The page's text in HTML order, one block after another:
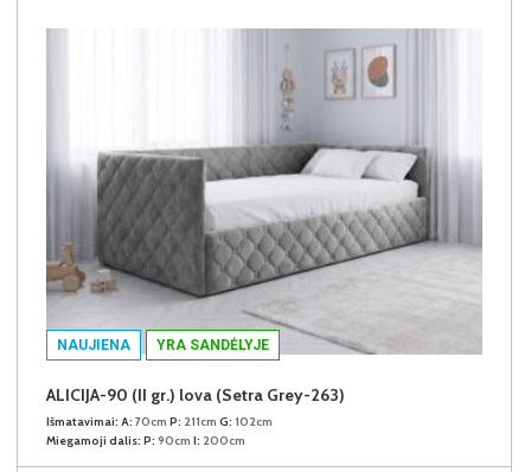
NAUJIENA YRA SANDĖLYJE
ALICIJA-90 (II gr.) lova (Setra Grey-263)
Išmatavimai: A: 70cm P: 211cm G: 102cm
Miegamoji dalis: P: 90cm I: 200cm